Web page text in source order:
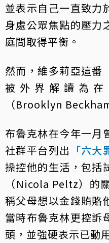
並表示自己一直致力
身處公眾焦點的壓力
庭間取得平衡。
然而，維多莉亞這番
被外界解讀為
（Brooklyn
布魯克林在今年一月
社群平台列出 「六
操控他的生活，包括
（Nicola Peltz）的
稱父母想以金錢賄賂
當時布魯克林更控訴
頭，並強硬表示已動